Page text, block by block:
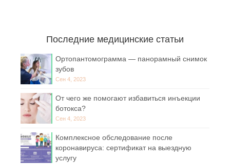
Последние медицинские статьи
Ортопантомограмма — панорамный снимок
зубов
Сен 4, 2023
От чего же помогают избавиться инъекции
ботокса?
Сен 4, 2023
Комплексное обследование после
коронавируса: сертификат на выездную
услугу